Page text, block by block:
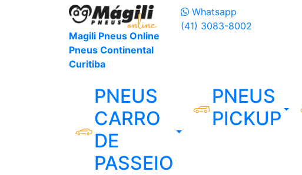
Magili Pneus Online
Pneus Continental
Curitiba
Whatsapp
(41) 3083-8002
PNEUS
CARRO
DE
PASSEIO
PNEUS
PICKUP